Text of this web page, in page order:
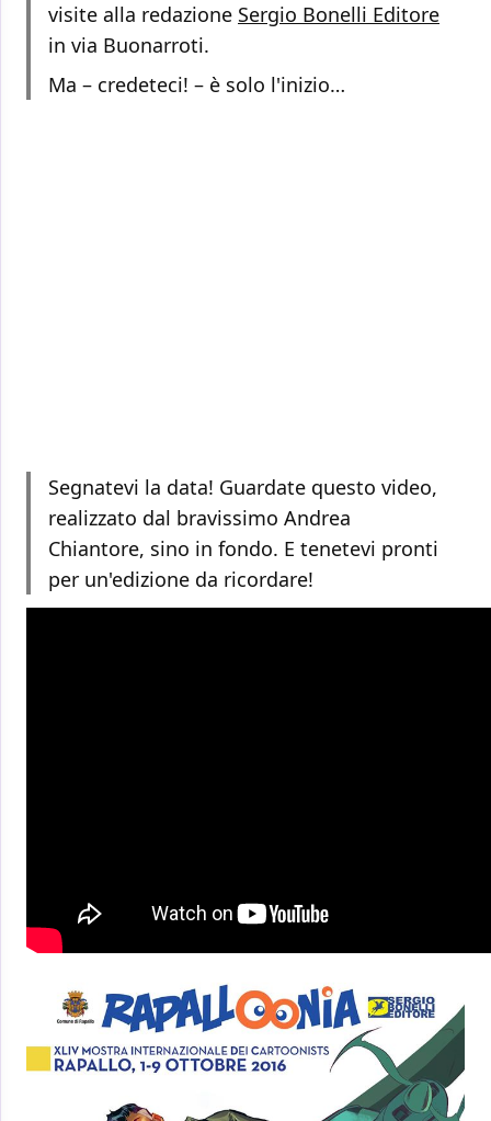
visite alla redazione Sergio Bonelli Editore
in via Buonarroti.
Ma – credeteci! – è solo l'inizio…
Segnatevi la data! Guardate questo video,
realizzato dal bravissimo Andrea
Chiantore, sino in fondo. E tenetevi pronti
per un'edizione da ricordare!